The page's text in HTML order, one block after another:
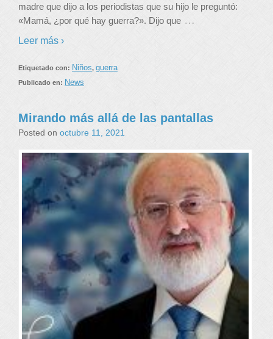
madre que dijo a los periodistas que su hijo le preguntó:
«Mamá, ¿por qué hay guerra?». Dijo que …
Leer más ›
Etiquetado con: Niños, guerra
Publicado en: News
Mirando más allá de las pantallas
Posted on octubre 11, 2021